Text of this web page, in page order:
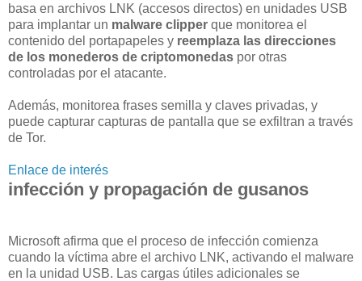
basa en archivos LNK (accesos directos) en unidades USB
para implantar un malware clipper que monitorea el
contenido del portapapeles y reemplaza las direcciones
de los monederos de criptomonedas por otras
controladas por el atacante.
Además, monitorea frases semilla y claves privadas, y
puede capturar capturas de pantalla que se exfiltran a través
de Tor.
Enlace de interés
infección y propagación de gusanos
Microsoft afirma que el proceso de infección comienza
cuando la víctima abre el archivo LNK, activando el malware
en la unidad USB. Las cargas útiles adicionales se